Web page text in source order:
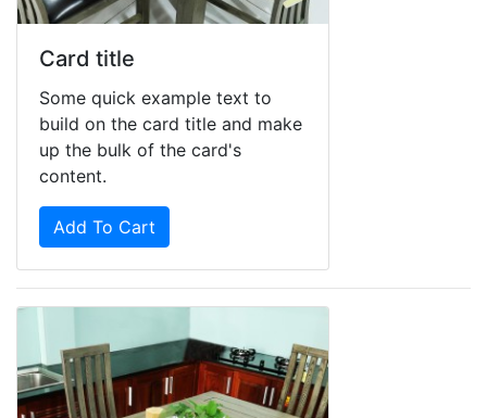
Card title
Some quick example text to
build on the card title and make
up the bulk of the card's
content.
Add To Cart